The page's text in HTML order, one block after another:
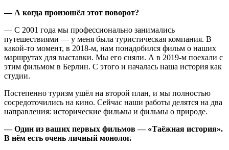
— А когда произошёл этот поворот?
— С 2001 года мы профессионально занимались
путешествиями — у меня была туристическая компания. В
какой‑то момент, в 2018‑м, нам понадобился фильм о наших
маршрутах для выставки. Мы его сняли. А в 2019‑м поехали с
этим фильмом в Берлин. С этого и началась наша история как
студии.
Постепенно туризм ушёл на второй план, и мы полностью
сосредоточились на кино. Сейчас наши работы делятся на два
направления: исторические фильмы и фильмы о природе.
— Один из ваших первых фильмов — «Таёжная история».
В нём есть очень личный монолог.